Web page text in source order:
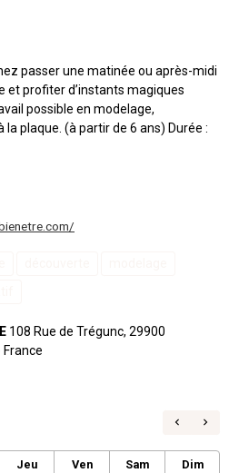
passer une matinée ou après-midi
et profiter d’instants magiques
possible en modelage,
plaque. (à partir de 6 ans) Durée :
108 Rue de Trégunc, 29900
Jeu Ven Sam
Dim